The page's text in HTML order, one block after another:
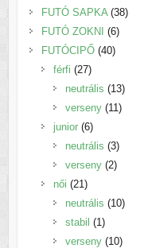
termék
FUTÓ SAPKA 3838
FUTÓ ZOKNI 66
termék
FUTÓCIPŐ 4040
férfi 2727
termék
neutrális 1313
termék
verseny 1111
junior 66
termék
neutrális 33
termék
verseny 22
női 2121
termék
neutrális 1010
stabil 11
termék
verseny 1010